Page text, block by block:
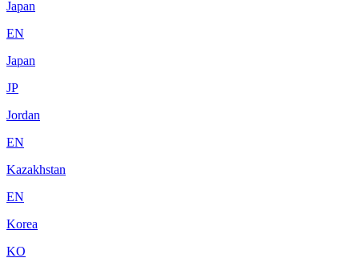
Japan
EN
Japan
JP
Jordan
EN
Kazakhstan
EN
Korea
KO